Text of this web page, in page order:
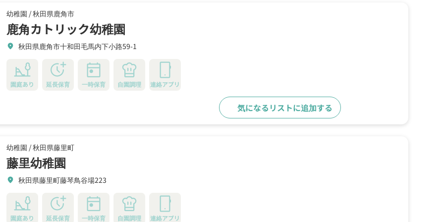
幼稚園 /秋田県鹿角市
鹿角カトリック幼稚園
location_on 秋田県鹿角市十和田毛馬内下小路59-1
園庭あり 延長保育 一時保育 自園調理 連絡アプリ
気になるリストに追加する
幼稚園 /秋田県藤里町
藤里幼稚園
location_on 秋田県藤里町藤琴鳥谷場223
園庭あり 延長保育 一時保育 自園調理 連絡アプリ